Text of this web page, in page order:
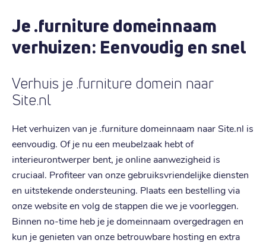
Je .furniture domeinnaam
verhuizen: Eenvoudig en snel
Verhuis je .furniture domein naar
Site.nl
Het verhuizen van je .furniture domeinnaam naar Site.nl is
eenvoudig. Of je nu een meubelzaak hebt of
interieurontwerper bent, je online aanwezigheid is
cruciaal. Profiteer van onze gebruiksvriendelijke diensten
en uitstekende ondersteuning. Plaats een bestelling via
onze website en volg de stappen die we je voorleggen.
Binnen no-time heb je je domeinnaam overgedragen en
kun je genieten van onze betrouwbare hosting en extra